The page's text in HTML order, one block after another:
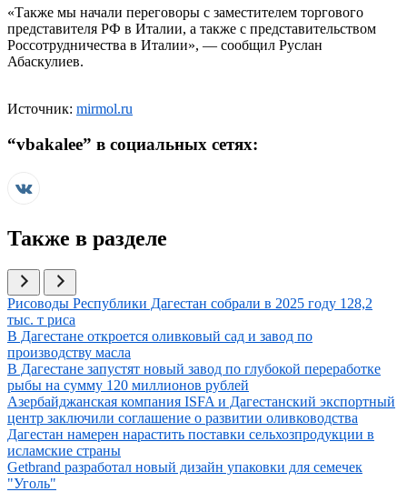
«Также мы начали переговоры с заместителем торгового
представителя РФ в Италии, а также с представительством
Россотрудничества в Италии», — сообщил Руслан
Абаскулиев.
Источник: mirmol.ru
“vbakalee” в социальных сетях:
Также в разделе
Иллюстрация новости
Рисоводы Республики Дагестан собрали в 2025 году 128,2
тыс. т риса
Иллюстрация новости
В Дагестане откроется оливковый сад и завод по
производству масла
Иллюстрация новости
В Дагестане запустят новый завод по глубокой переработке
рыбы на сумму 120 миллионов рублей
Иллюстрация новости
Азербайджанская компания ISFA и Дагестанский экспортный
центр заключили соглашение о развитии оливководства
Иллюстрация новости
Дагестан намерен нарастить поставки сельхозпродукции в
исламские страны
Иллюстрация новости
Getbrand разработал новый дизайн упаковки для семечек
"Уголь"